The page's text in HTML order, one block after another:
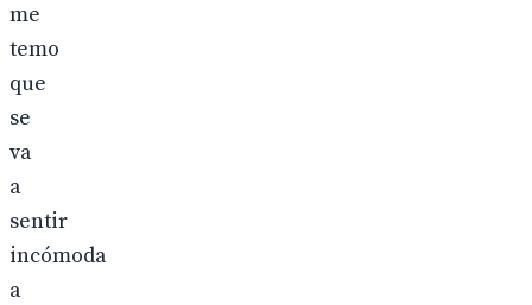
me
temo
que
se
va
a
sentir
incómoda
a